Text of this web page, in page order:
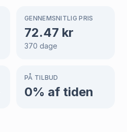
GENNEMSNITLIG PRIS
72.47 kr
370 dage
PÅ TILBUD
0% af tiden